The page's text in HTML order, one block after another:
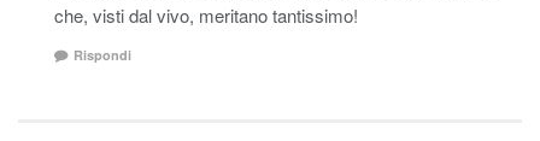
che, visti dal vivo, meritano tantissimo!
Rispondi